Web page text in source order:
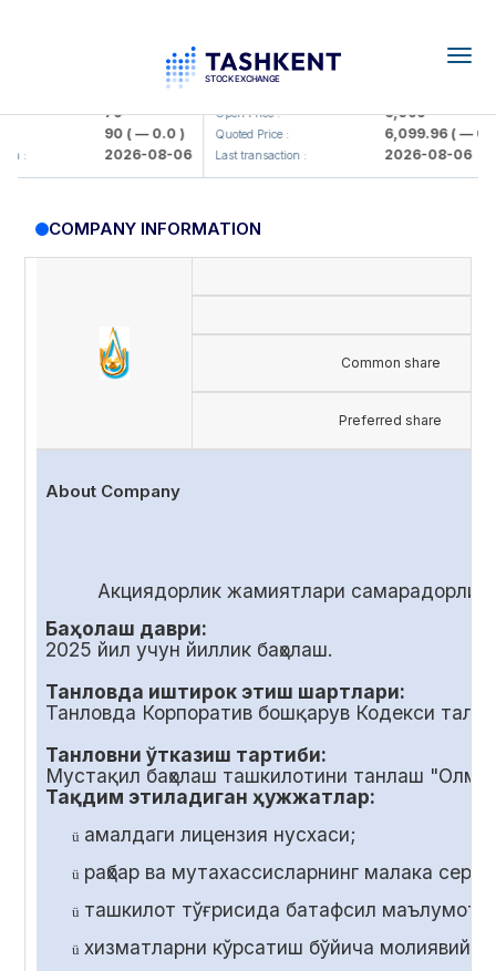
79
90( — 0.0 )
2026-08-06
UZMK (<O'zmetkombinat> AJ)
Open Price : 6,099
Quoted Price : 6,099.96( — 0.0 )
Last transaction : 2026-08-06
COMPANY INFORMATION
Common share
Preferred share
About Company
Акциядорлик жамиятлари
Баҳолаш даври:
2025 йил учун йиллик баҳолаш.
Танловда иштирок этиш шартлари:
Танловда Корпоратив бошқарув Кодекси
Танловни ўтказиш тартиби:
Мустақил баҳолаш ташкилотини танлаш
Тақдим этиладиган ҳужжатлар:
ü амалдаги лицензия нусхаси;
ü раҳбар ва мутахассисларнинг малака
ü ташкилот тўғрисида батафсил маълумот;
ü хизматларни кўрсатиш бўйича молиявий